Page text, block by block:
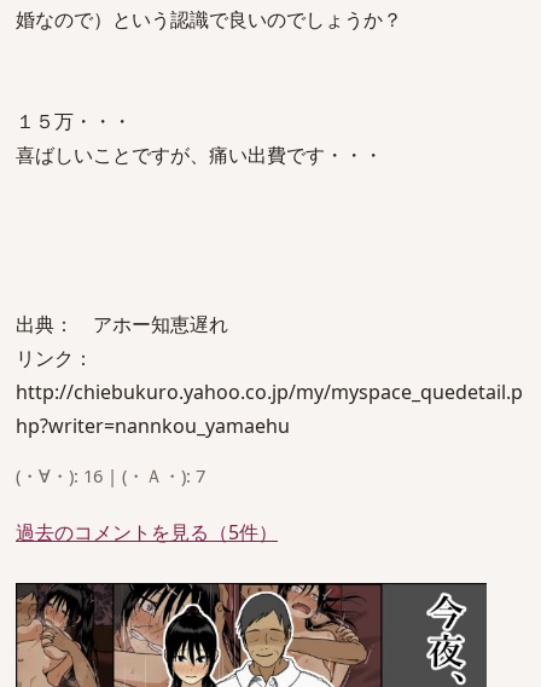
婚なので）という認識で良いのでしょうか？
１５万・・・
喜ばしいことですが、痛い出費です・・・
出典： アホー知恵遅れ
リンク：
http://chiebukuro.yahoo.co.jp/my/myspace_quedetail.p
hp?writer=nannkou_yamaehu
(・∀・): 16 | (・Ａ・): 7
過去のコメントを見る（5件）